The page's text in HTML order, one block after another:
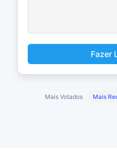
Fazer
Mais Votados Mais